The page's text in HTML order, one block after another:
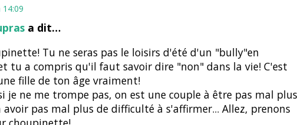
a dit…
Tu ne seras pas le loisirs d'été d'un "bully"en
tu a compris qu'il faut savoir dire "non" dans la vie! C'est
fille de ton âge vraiment!
je ne me trompe pas, on est une couple à être pas mal plus
avoir pas mal plus de difficulté à s'affirmer... Allez, prenons